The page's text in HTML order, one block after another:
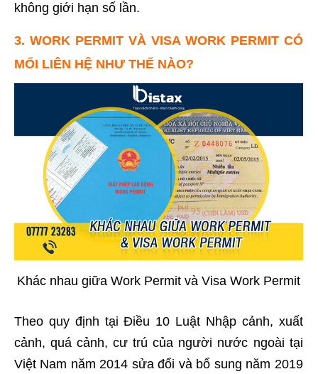
không giới hạn số lần.
3. WORK PERMIT VÀ VISA WORK PERMIT CÓ
MỐI LIÊN HỆ NHƯ THẾ NÀO?
Khác nhau giữa Work Permit và Visa Work Permit
Theo quy định tại Điều 10 Luật Nhập cảnh, xuất
cảnh, quá cảnh, cư trú của người nước ngoài tại
Việt Nam năm 2014 sửa đổi và bổ sung năm 2019